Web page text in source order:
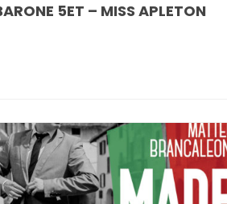
5ET – MISS APLETON